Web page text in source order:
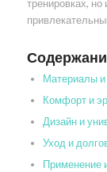
тренировках,
Материалы и
Комфорт и
Дизайн и
Уход и
Применение